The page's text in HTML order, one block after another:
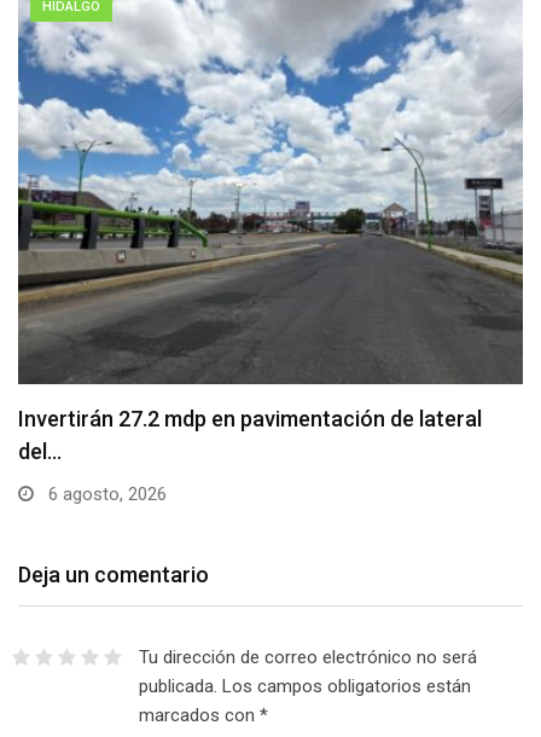
HIDALGO
Invertirán 27.2 mdp en pavimentación de lateral
del…
6 agosto, 2026
Deja un comentario
Tu dirección de correo electrónico no será
publicada. Los campos obligatorios están
marcados con *